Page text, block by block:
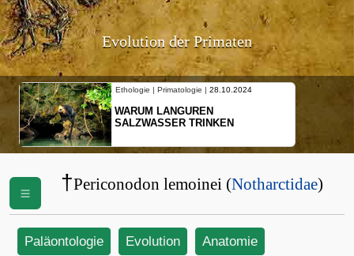
Evolution der Primaten
Ethologie | Primatologie | 28.10.2024
WARUM LANGUREN
SALZWASSER TRINKEN
†Periconodon lemoinei (Notharctidae)
Paläontologie Evolution Anatomie